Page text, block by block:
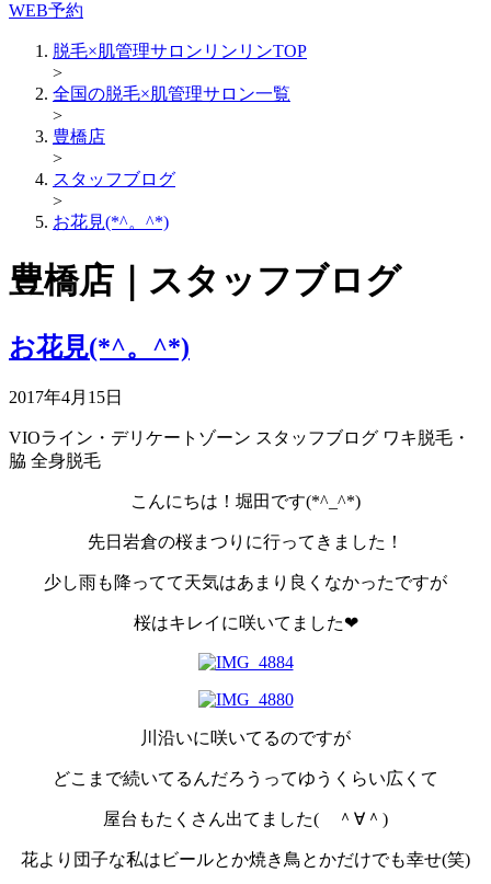
WEB予約
脱毛×肌管理サロンリンリンTOP
>
全国の脱毛×肌管理サロン一覧
>
豊橋店
>
スタッフブログ
>
お花見(*^。^*)
豊橋店｜スタッフブログ
お花見(*^。^*)
2017年4月15日
VIOライン・デリケートゾーン スタッフブログ ワキ脱毛・
脇 全身脱毛
こんにちは！堀田です(*^_^*)
先日岩倉の桜まつりに行ってきました！
少し雨も降ってて天気はあまり良くなかったですが
桜はキレイに咲いてました❤
川沿いに咲いてるのですが
どこまで続いてるんだろうってゆうくらい広くて
屋台もたくさん出てました( ＾∀＾)
花より団子な私はビールとか焼き鳥とかだけでも幸せ(笑)